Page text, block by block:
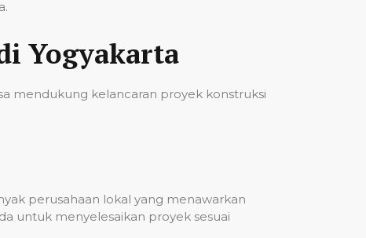
Yogyakarta
mendukung kelancaran proyek konstruksi
perusahaan lokal yang menawarkan
untuk menyelesaikan proyek sesuai